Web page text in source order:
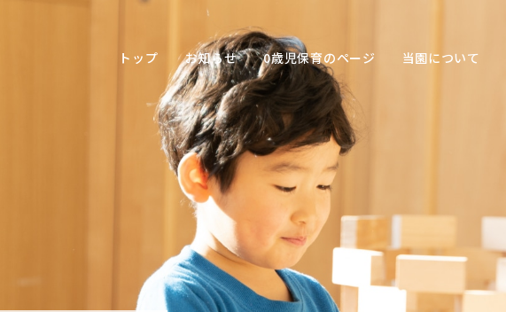
トップ お知らせ 0歳児保育のページ 当園について
環境
色